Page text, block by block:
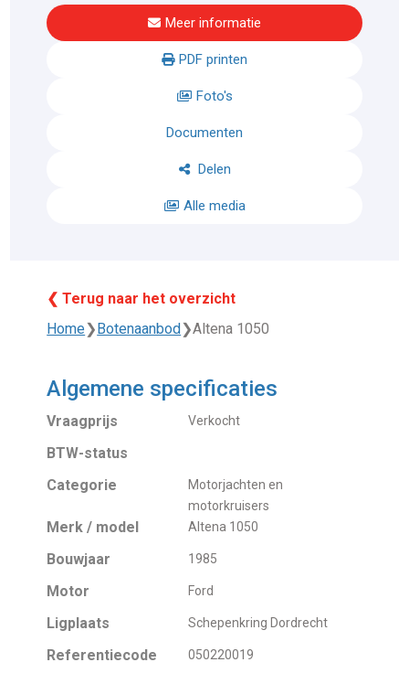
Meer informatie
PDF printen
Foto's
Documenten
Delen
Alle media
❮ Terug naar het overzicht
Home❯ Botenaanbod ❯Altena 1050
Algemene specificaties
Vraagprijs Verkocht
BTW-status
Categorie
Motorjachten en
motorkruisers
Merk / model Altena 1050
Bouwjaar 1985
Motor Ford
Ligplaats Schepenkring Dordrecht
Referentiecode 050220019